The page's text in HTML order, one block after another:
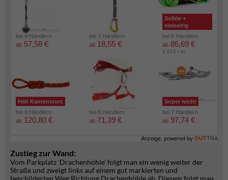
bei 9 Händlern
ab 57,58 €
bei 3 Händlern
ab 18,55 €
Solide +
vielseitig
bei 6 Händlern
ab 86,69 €
2.91€ / m
Hält Kantensturz
bei 9 Händlern
ab 120,80 €
bei 8 Händlern
ab 71,39 €
Super leicht
bei 7 Händlern
ab 97,74 €
Anzeige, powered by OUTTRA
Zustieg zur Wand:
Vom Parkplatz 'Drachenhöhle' folgt man ein wenig weiter der
Straße und zweigt links auf einem gut markierten und
beschilderten Weg Richtung Drachenhöhle ab. Diesem folgt man